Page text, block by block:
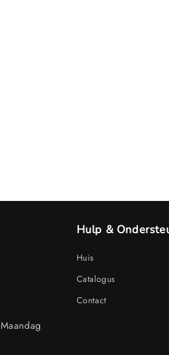
Maandag
Hulp &
Huis
Catalogus
Contact